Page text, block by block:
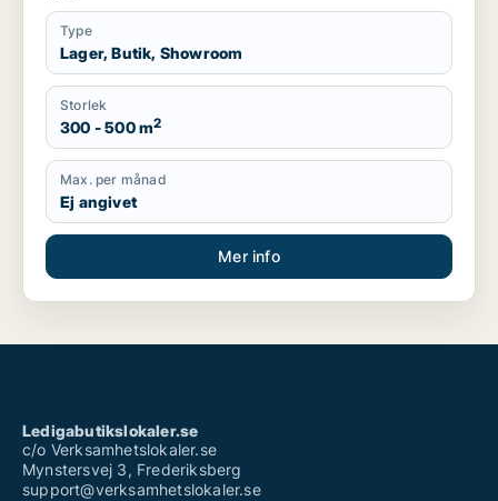
Type
Lager, Butik, Showroom
Storlek
300 - 500 m2
Max. per månad
Ej angivet
Mer info
Ledigabutikslokaler.se
c/o Verksamhetslokaler.se
Mynstersvej 3, Frederiksberg
support@verksamhetslokaler.se